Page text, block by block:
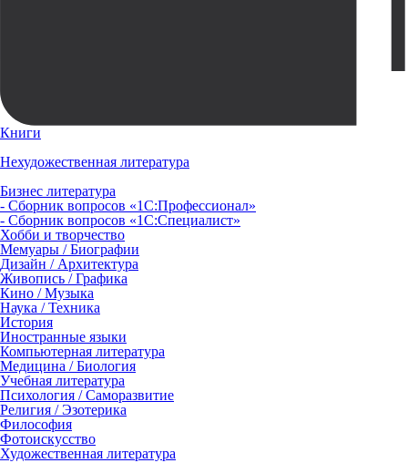
Книги
Нехудожественная литература
Бизнес литература
- Сборник вопросов «1С:Профессионал»
- Сборник вопросов «1С:Специалист»
Хобби и творчество
Мемуары / Биографии
Дизайн / Архитектура
Живопись / Графика
Кино / Музыка
Наука / Техника
История
Иностранные языки
Компьютерная литература
Медицина / Биология
Учебная литература
Психология / Саморазвитие
Религия / Эзотерика
Философия
Фотоискусство
Художественная литература